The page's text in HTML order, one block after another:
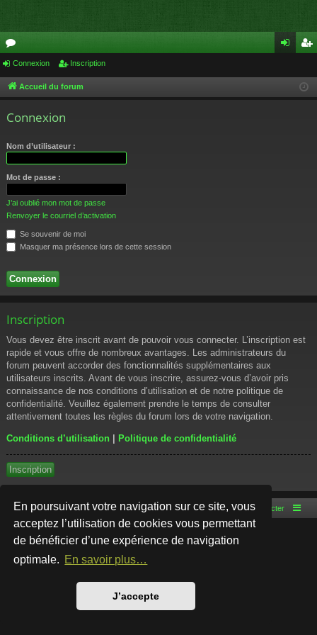
En poursuivant votre navigation sur ce site, vous
acceptez l’utilisation de cookies vous permettant
de bénéficier d’une expérience de navigation
optimale. En savoir plus…
J’accepte
or
u cri
Connexion Inscription
Accueil du forum
Connexion
Nom d’utilisateur :
Mot de passe :
J’ai oublié mon mot de passe
Renvoyer le courriel d’activation
Se souvenir de moi
Masquer ma présence lors de cette session
Inscription
Vous devez être inscrit avant de pouvoir vous connecter. L’inscription est
rapide et vous offre de nombreux avantages. Les administrateurs du
forum peuvent accorder des fonctionnalités supplémentaires aux
utilisateurs inscrits. Avant de vous inscrire, assurez-vous d’avoir pris
connaissance de nos conditions d’utilisation et de notre politique de
confidentialité. Veuillez également prendre le temps de consulter
attentivement toutes les règles du forum lors de votre navigation.
Conditions d’utilisation | Politique de confidentialité
Inscription
Accueil du forum Nous contacter
Développé parphpBB® Forum Software © phpBB Limited
Style par
Traduction française officielle